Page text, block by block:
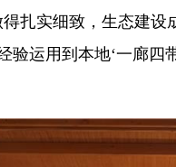
扎实细致，生态建
运用到本地‘一廊四